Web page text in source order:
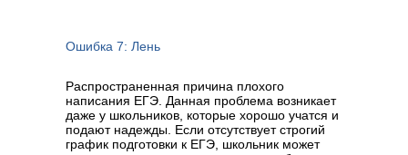
Распространенная причина плохого
написания ЕГЭ. Данная проблема возникает
даже у школьников, которые хорошо учатся и
подают надежды. Если отсутствует строгий
график подготовки к ЕГЭ, школьник может
Ошибка 7: Лень